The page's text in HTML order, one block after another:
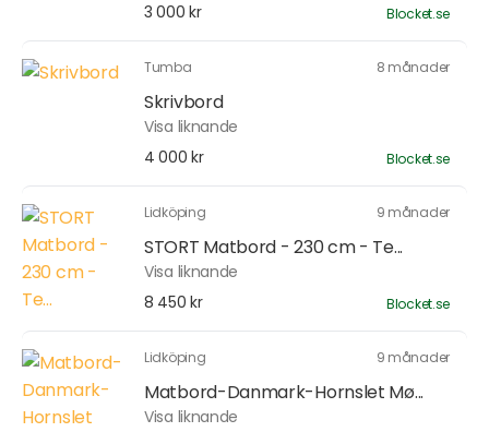
3 000 kr
Blocket.se
Tumba 8 månader
Skrivbord
Visa liknande
4 000 kr
Blocket.se
Lidköping 9 månader
STORT Matbord - 230 cm - Te...
Visa liknande
8 450 kr
Blocket.se
Lidköping 9 månader
Matbord-Danmark-Hornslet Mø...
Visa liknande